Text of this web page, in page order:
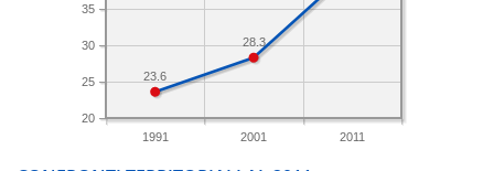
1991 2001 2011
20
25
30
35
28.3
23.6